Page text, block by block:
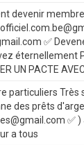
devenir
✅
éternellement
UN PACTE AVEC
particuliers Très
des prêts
✅
a tous